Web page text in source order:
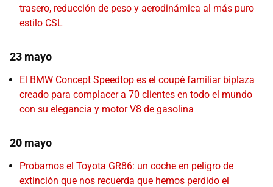
trasero, reducción de peso y aerodinámica al más puro
estilo CSL
23 mayo
El BMW Concept Speedtop es el coupé familiar biplaza
creado para complacer a 70 clientes en todo el mundo
con su elegancia y motor V8 de gasolina
20 mayo
Probamos el Toyota GR86: un coche en peligro de
extinción que nos recuerda que hemos perdido el